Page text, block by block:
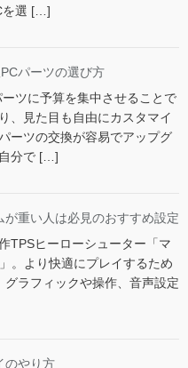
を選 […]
パーツの選び方
ツに予算を集中させることで
、見た目も自由にカスタマイ
ーツの交換が容易でアップグ
分で […]
が重い人は必見のおすすめ設定
TPSヒーローシューター「マ
。より快適にプレイするため
ラフィックや操作、音声設定
のやり方